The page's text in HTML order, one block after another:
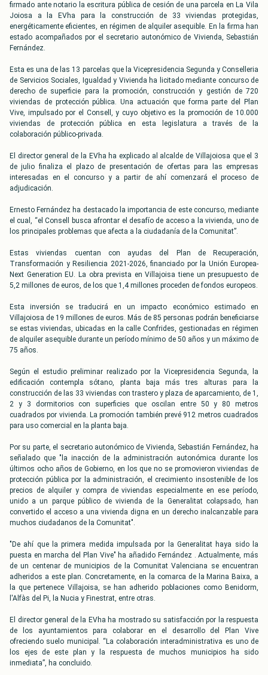
firmado ante notario la escritura pública de cesión de una parcela en La Vila
Joiosa a la EVha para la construcción de 33 viviendas protegidas,
energéticamente eficientes, en régimen de alquiler asequible. En la firma han
estado acompañados por el secretario autonómico de Vivienda, Sebastián
Fernández.
Esta es una de las 13 parcelas que la Vicepresidencia Segunda y Conselleria
de Servicios Sociales, Igualdad y Vivienda ha licitado mediante concurso de
derecho de superficie para la promoción, construcción y gestión de 720
viviendas de protección pública. Una actuación que forma parte del Plan
Vive, impulsado por el Consell, y cuyo objetivo es la promoción de 10.000
viviendas de protección pública en esta legislatura a través de la
colaboración público-privada.
El director general de la EVha ha explicado al alcalde de Villajoiosa que el 3
de julio finaliza el plazo de presentación de ofertas para las empresas
interesadas en el concurso y a partir de ahí comenzará el proceso de
adjudicación.
Ernesto Fernández ha destacado la importancia de este concurso, mediante
el cual, “el Consell busca afrontar el desafío de acceso a la vivienda, uno de
los principales problemas que afecta a la ciudadanía de la Comunitat”.
Estas viviendas cuentan con ayudas del Plan de Recuperación,
Transformación y Resiliencia 2021-2026, financiado por la Unión Europea-
Next Generation EU. La obra prevista en Villajoisa tiene un presupuesto de
5,2 millones de euros, de los que 1,4 millones proceden de fondos europeos.
Esta inversión se traducirá en un impacto económico estimado en
Villajoiosa de 19 millones de euros. Más de 85 personas podrán beneficiarse
se estas viviendas, ubicadas en la calle Confrides, gestionadas en régimen
de alquiler asequible durante un período mínimo de 50 años y un máximo de
75 años.
Según el estudio preliminar realizado por la Vicepresidencia Segunda, la
edificación contempla sótano, planta baja más tres alturas para la
construcción de las 33 viviendas con trastero y plaza de aparcamiento, de 1,
2 y 3 dormitorios con superficies que oscilan entre 50 y 80 metros
cuadrados por vivienda. La promoción también prevé 912 metros cuadrados
para uso comercial en la planta baja.
Por su parte, el secretario autonómico de Vivienda, Sebastián Fernández, ha
señalado que "la inacción de la administración autonómica durante los
últimos ocho años de Gobierno, en los que no se promovieron viviendas de
protección pública por la administración, el crecimiento insostenible de los
precios de alquiler y compra de viviendas especialmente en ese período,
unido a un parque público de vivienda de la Generalitat colapsado, han
convertido el acceso a una vivienda digna en un derecho inalcanzable para
muchos ciudadanos de la Comunitat".
"De ahí que la primera medida impulsada por la Generalitat haya sido la
puesta en marcha del Plan Vive" ha añadido Fernández . Actualmente, más
de un centenar de municipios de la Comunitat Valenciana se encuentran
adheridos a este plan. Concretamente, en la comarca de la Marina Baixa, a
la que pertenece Villajoisa, se han adherido poblaciones como Benidorm,
l'Alfàs del Pi, la Nucia y Finestrat, entre otras.
El director general de la EVha ha mostrado su satisfacción por la respuesta
de los ayuntamientos para colaborar en el desarrollo del Plan Vive
ofreciendo suelo municipal. “La colaboración interadministrativa es uno de
los ejes de este plan y la respuesta de muchos municipios ha sido
inmediata”, ha concluido.